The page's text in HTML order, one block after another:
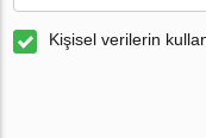
Kişisel verilerin